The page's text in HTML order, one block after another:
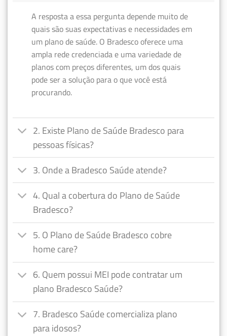
A resposta a essa pergunta depende muito de
quais são suas expectativas e necessidades em
um plano de saúde. O Bradesco oferece uma
ampla rede credenciada e uma variedade de
planos com preços diferentes, um dos quais
pode ser a solução para o que você está
procurando.
2. Existe Plano de Saúde Bradesco para
pessoas físicas?
3. Onde a Bradesco Saúde atende?
4. Qual a cobertura do Plano de Saúde
Bradesco?
5. O Plano de Saúde Bradesco cobre
home care?
6. Quem possui MEI pode contratar um
plano Bradesco Saúde?
7. Bradesco Saúde comercializa plano
para idosos?